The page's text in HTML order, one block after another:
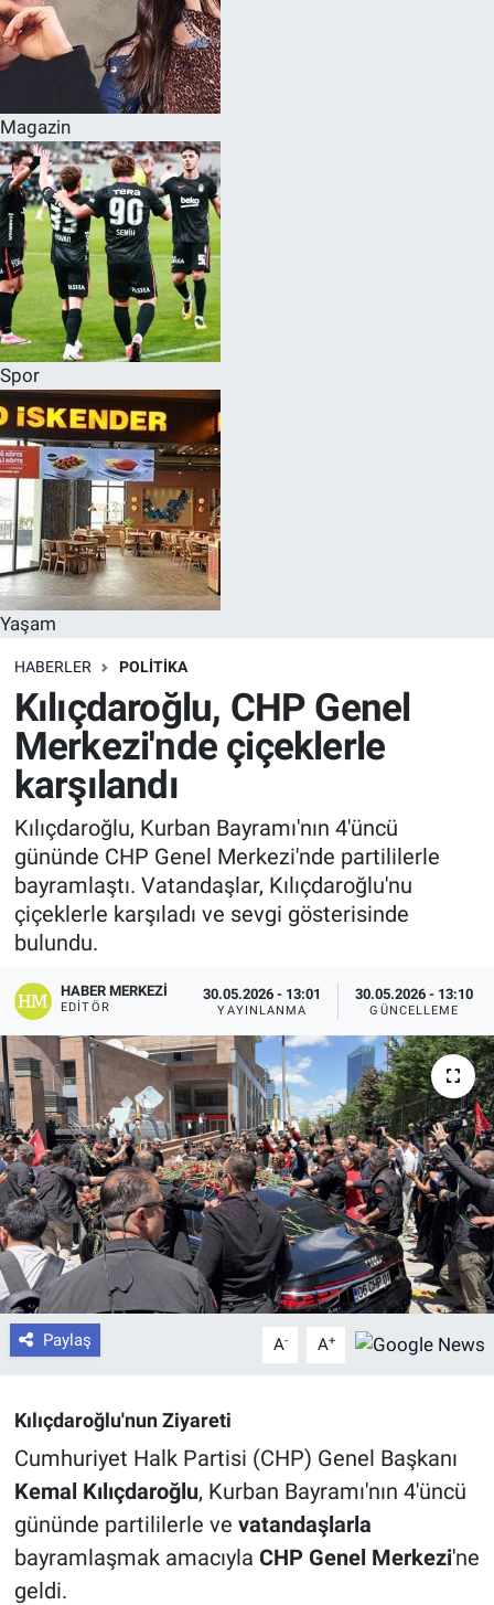
Magazin
Spor
Yaşam
HABERLER POLITIKA
Kılıçdaroğlu, CHP Genel
Merkezi'nde çiçeklerle
karşılandı
Kılıçdaroğlu, Kurban Bayramı'nın 4'üncü
gününde CHP Genel Merkezi'nde partililerle
bayramlaştı. Vatandaşlar, Kılıçdaroğlu'nu
çiçeklerle karşıladı ve sevgi gösterisinde
bulundu.
HABER MERKEZI
EDITÖR
30.05.2026 - 13:01
YAYINLANMA
30.05.2026 - 13:10
GÜNCELLEME
Paylaş A- A+
Kılıçdaroğlu'nun Ziyareti
Cumhuriyet Halk Partisi (CHP) Genel Başkanı
Kemal Kılıçdaroğlu, Kurban Bayramı'nın 4'üncü
gününde partililerle ve vatandaşlarla
bayramlaşmak amacıyla CHP Genel Merkezi'ne
geldi.